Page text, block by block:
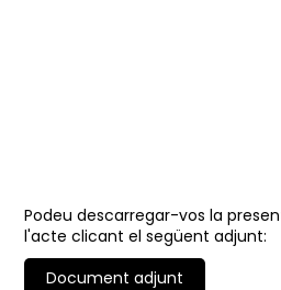
Podeu descarregar-vos la
l'acte clicant el següent adjunt:
Document adjunt